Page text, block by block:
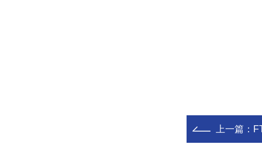
上一篇：